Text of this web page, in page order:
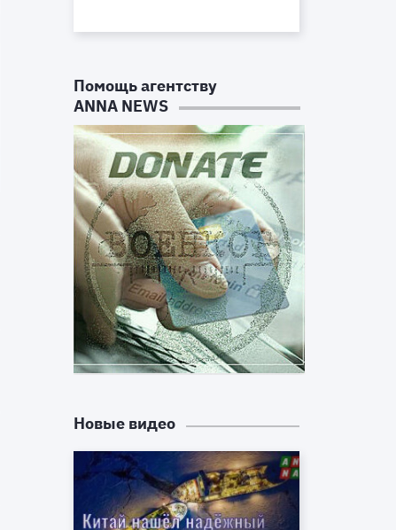
Помощь агентству
ANNA NEWS
Новые видео